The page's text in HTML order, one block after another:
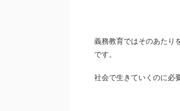
義務教育ではそのあたり
です。
社会で生きていくのに必